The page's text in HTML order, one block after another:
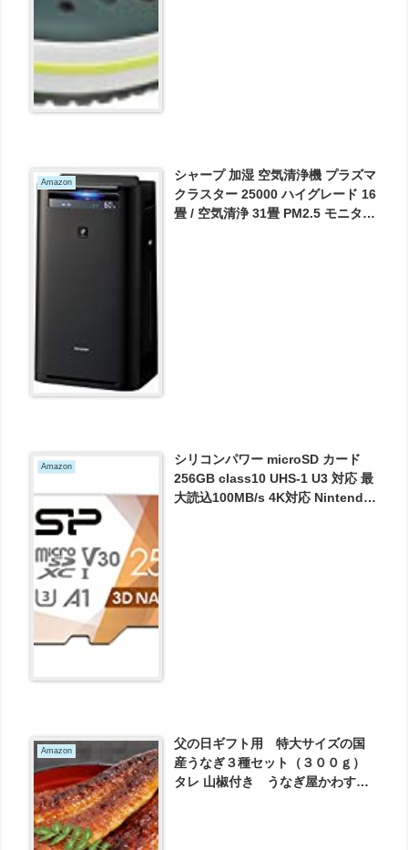
Amazon
シャープ 加湿 空気清浄機 プラズマ
クラスター 25000 ハイグレード 16
畳 / 空気清浄 31畳 PM2.5 モニター
Amazon
シリコンパワー microSD カード
256GB class10 UHS-1 U3 対応 最
大読込100MB/s 4K対応 Nintendo
Amazon
父の日ギフト用 特大サイズの国
産うなぎ３種セット（３００ｇ）
タレ 山椒付き うなぎ屋かわす